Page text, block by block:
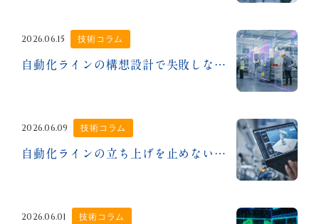
2026.06.15 技術コラム
自動化ラインの構想設計で失敗しないために
2026.06.09 技術コラム
自動化ラインの立ち上げを止めない制御設計
2026.06.01 技術コラム